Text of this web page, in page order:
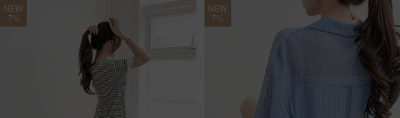
NEW
7%
NEW
7%